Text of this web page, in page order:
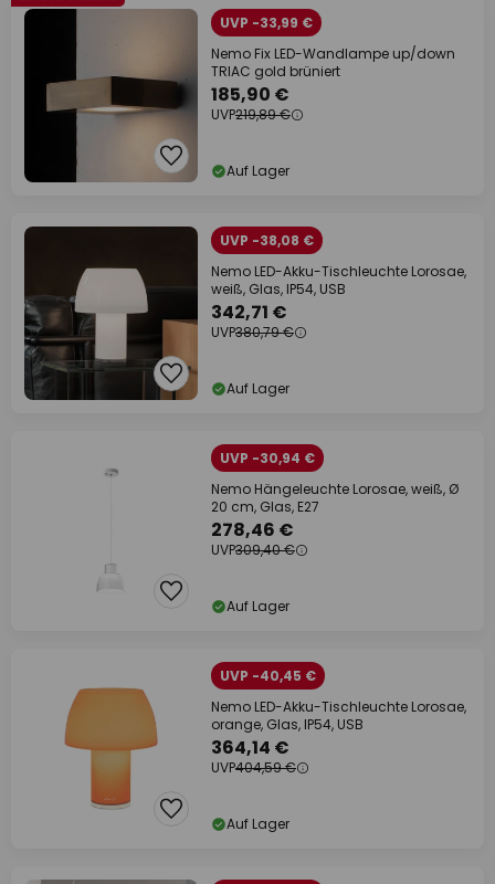
UVP -33,99 €
Nemo Fix LED-Wandlampe up/down
TRIAC gold brüniert
185,90 €
UVP219,89 €
Auf Lager
UVP -38,08 €
Nemo LED-Akku-Tischleuchte Lorosae,
weiß, Glas, IP54, USB
342,71 €
UVP380,79 €
Auf Lager
UVP -30,94 €
Nemo Hängeleuchte Lorosae, weiß, Ø
20 cm, Glas, E27
278,46 €
UVP309,40 €
Auf Lager
UVP -40,45 €
Nemo LED-Akku-Tischleuchte Lorosae,
orange, Glas, IP54, USB
364,14 €
UVP404,59 €
Auf Lager